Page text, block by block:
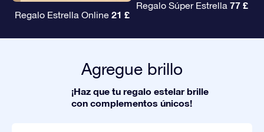
Regalo Estrella Online 21 £
Regalo Súper Estrella 77 £
Agregue brillo
¡Haz que tu regalo estelar brille
con complementos únicos!